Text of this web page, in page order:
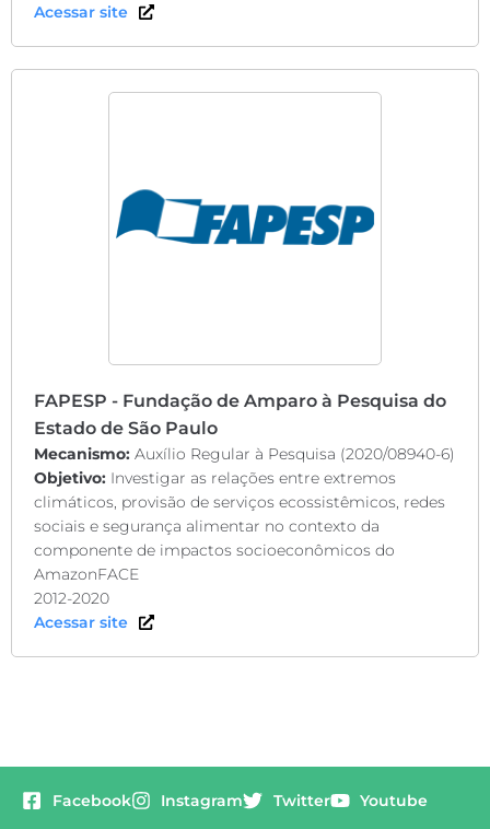
Acessar site
FAPESP - Fundação de Amparo à Pesquisa do
Estado de São Paulo
Mecanismo: Auxílio Regular à Pesquisa (2020/08940-6)
Objetivo: Investigar as relações entre extremos
climáticos, provisão de serviços ecossistêmicos, redes
sociais e segurança alimentar no contexto da
componente de impactos socioeconômicos do
AmazonFACE
2012-2020
Acessar site
Facebook Instagram Twitter Youtube